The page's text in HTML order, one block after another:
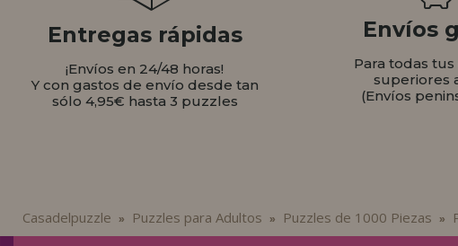
Entregas rápidas
¡Envíos en 24/48 horas!
Y con gastos de envío desde tan
sólo 4,95€ hasta 3 puzzles
Envíos
Para todas
superiores
(Envíos
Casadelpuzzle » Puzzles para Adultos » Puzzles de 1000 Piezas »